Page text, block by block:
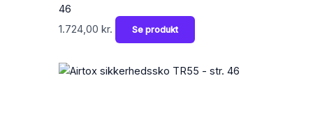
46
1.724,00 kr. Se produkt